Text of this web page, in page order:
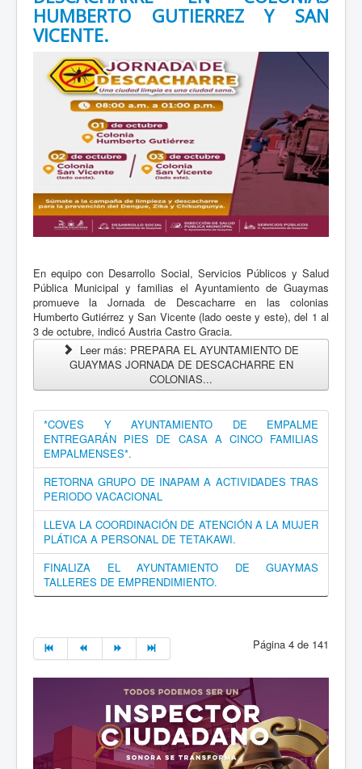
HUMBERTO GUTIERREZ Y SAN
VICENTE.
En equipo con Desarrollo Social, Servicios Públicos y Salud
Pública Municipal y familias el Ayuntamiento de Guaymas
promueve la Jornada de Descacharre en las colonias
Humberto Gutiérrez y San Vicente (lado oeste y este), del 1 al
3 de octubre, indicó Austria Castro Gracia.
Leer más: PREPARA EL AYUNTAMIENTO DE
GUAYMAS JORNADA DE DESCACHARRE EN
COLONIAS...
*COVES Y AYUNTAMIENTO DE EMPALME
ENTREGARÁN PIES DE CASA A CINCO FAMILIAS
EMPALMENSES*.
RETORNA GRUPO DE INAPAM A ACTIVIDADES TRAS
PERIODO VACACIONAL
LLEVA LA COORDINACIÓN DE ATENCIÓN A LA MUJER
PLÁTICA A PERSONAL DE TETAKAWI.
FINALIZA EL AYUNTAMIENTO DE GUAYMAS
TALLERES DE EMPRENDIMIENTO.
Página 4 de 141